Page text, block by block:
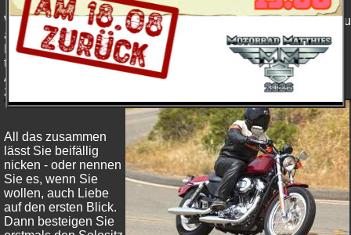
Wenn Sie dieses pure, ursprüngliche Motorrad noch nie genau
angeschaut haben, treten Sie jetzt näher: Lassen Sie den
Blick auf der klassichen Silhouette des Tanks ruhen, dann
tiefer schweifen, auf die verchromte Staggered-Shorty Dual
Auspuffanlage. Und dann senken Sie den Blick noch tiefer,
zum erstaunlich niedrigen Preis.
All das zusammen
lässt Sie beifällig
nicken - oder nennen
Sie es, wenn Sie
wollen, auch Liebe
auf den ersten Blick.
Dann besteigen Sie